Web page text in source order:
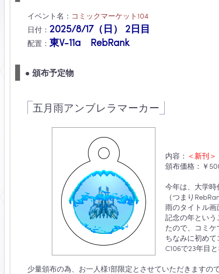
イベント名： コミックマーケット104
日付： 2025/8/17（日） 2日目
配置： 東V-11a RebRank
● 頒布予定物
五月雨アンブレラマーカー
内容： ＜新刊＞
頒布価格：￥
今年は、大学
（つまり
雨のタイトル
記念の年とい
たので、コミ
ちなみに初め
C106で23年目
少量頒布の為、お一人様1部限定とさせていただきますの